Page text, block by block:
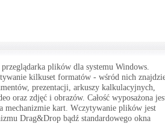
plików dla systemu Windows.
kilkuset formatów - wśród nich
prezentacji, arkuszy kalkulacyjnych,
oraz zdjęć i obrazów. Całość wyposażona
mechanizmie kart. Wczytywanie plików jest
Drag&Drop bądź standardowego okna